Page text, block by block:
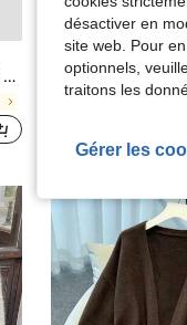
Dès10,99€
désactiver en
site web. Pour
optionnels,
traitons les
Gérer les